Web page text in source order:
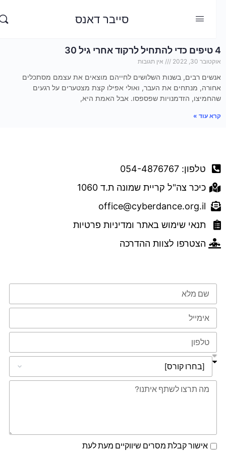
סייבר דאנס
4 טיפים כדי להתחיל לרקוד אחרי גיל 30
אוקטובר 30, 2022 אין תגובות
אנשים רבים, בשנות השלושים לחייהם מוצאים את עצמם מסתכלים
אחורה, מנתחים את העבר, ואולי אפילו קצת מצטערים על רגעים
שהחמיצו, הזדמנויות שפספסו. אבל האמת היא,
קרא עוד »
טלפון: 054-4876767
כיכר צה"ל קריית שמונה ת.ד 1060
office@cyberdance.org.il
תנאי שימוש באתר ומדיניות פרטיות
הצטרפו לצוות ההדרכה
אישור קבלת מסרים שיווקיים מעת לעת